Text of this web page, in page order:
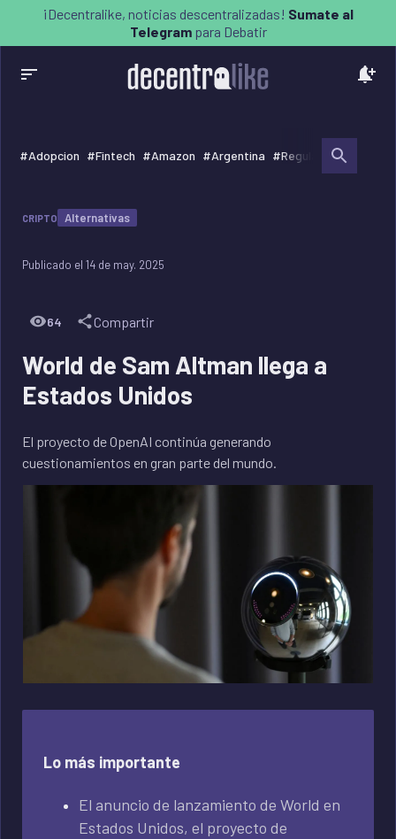
¡Decentralike, noticias descentralizadas! Sumate al
Telegram para Debatir
#Adopcion #Fintech #Amazon #Argentina #Regulacion
CRIPTO Alternativas
Publicado el 14 de may. 2025
64 Compartir
World de Sam Altman llega a
Estados Unidos
El proyecto de OpenAI continúa generando
cuestionamientos en gran parte del mundo.
Lo más importante
El anuncio de lanzamiento de World en
Estados Unidos, el proyecto de